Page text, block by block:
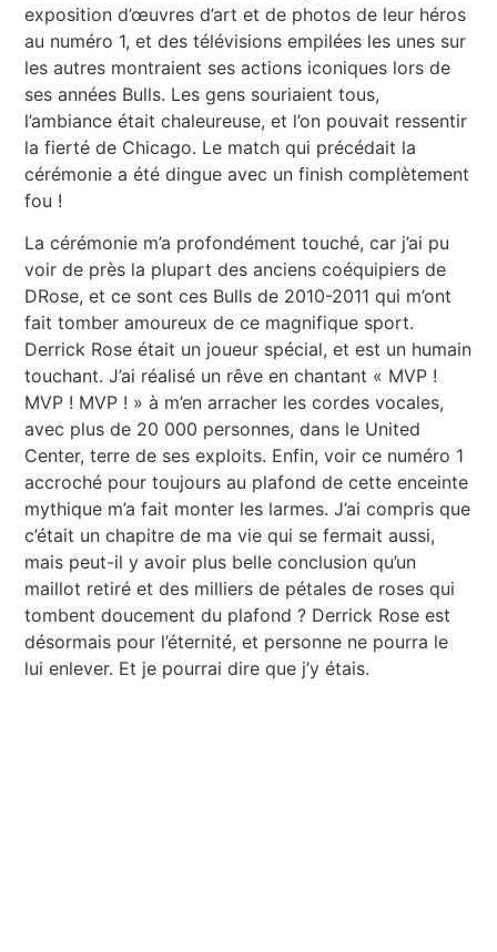
exposition d’œuvres d’art et de photos de leur héros
au numéro 1, et des télévisions empilées les unes sur
les autres montraient ses actions iconiques lors de
ses années Bulls. Les gens souriaient tous,
l’ambiance était chaleureuse, et l’on pouvait ressentir
la fierté de Chicago. Le match qui précédait la
cérémonie a été dingue avec un finish complètement
fou !
La cérémonie m’a profondément touché, car j’ai pu
voir de près la plupart des anciens coéquipiers de
DRose, et ce sont ces Bulls de 2010-2011 qui m’ont
fait tomber amoureux de ce magnifique sport.
Derrick Rose était un joueur spécial, et est un humain
touchant. J’ai réalisé un rêve en chantant « MVP !
MVP ! MVP ! » à m’en arracher les cordes vocales,
avec plus de 20 000 personnes, dans le United
Center, terre de ses exploits. Enfin, voir ce numéro 1
accroché pour toujours au plafond de cette enceinte
mythique m’a fait monter les larmes. J’ai compris que
c’était un chapitre de ma vie qui se fermait aussi,
mais peut-il y avoir plus belle conclusion qu’un
maillot retiré et des milliers de pétales de roses qui
tombent doucement du plafond ? Derrick Rose est
désormais pour l’éternité, et personne ne pourra le
lui enlever. Et je pourrai dire que j’y étais.